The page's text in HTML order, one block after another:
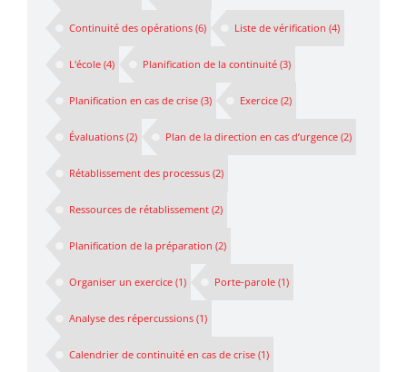
Continuité des opérations (6) Liste de vérification (4)
L'école (4) Planification de la continuité (3)
Planification en cas de crise (3) Exercice (2)
Évaluations (2) Plan de la direction en cas d’urgence (2)
Rétablissement des processus (2)
Ressources de rétablissement (2)
Planification de la préparation (2)
Organiser un exercice (1) Porte-parole (1)
Analyse des répercussions (1)
Calendrier de continuité en cas de crise (1)